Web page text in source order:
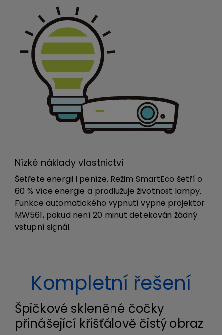
Nízké náklady vlastnictví
Šetřete energii i peníze. Režim SmartEco šetří o
60 % více energie a prodlužuje životnost lampy.
Funkce automatického vypnutí vypne projektor
MW561, pokud není 20 minut detekován žádný
vstupní signál.
Kompletní řešení
Špičkové skleněné čočky
přinášející křišťálově čistý obraz